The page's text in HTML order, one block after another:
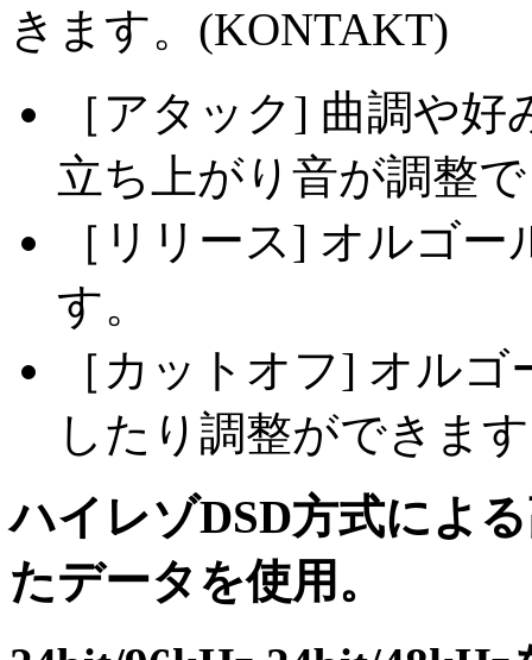
きます。(KONTAKT)
［アタック] 曲調や
立ち上がり音が調整
［リリース] オルゴ
す。
［カットオフ] オル
したり調整ができま
ハイレゾDSD方式によ
たデータを使用。